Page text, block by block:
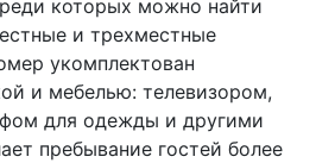
которых можно найти
и трехместные
укомплектован
и мебелью: телевизором,
для одежды и другими
пребывание гостей более